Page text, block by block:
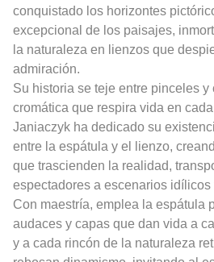
conquistado los horizontes
excepcional de los paisajes,
la naturaleza en lienzos que
admiración.
Su historia se teje entre pinceles
cromática que respira vida en
Janiaczyk ha dedicado su
entre la espátula y el lienzo,
que trascienden la realidad,
espectadores a escenarios idílicos
Con maestría, emplea la espátula
audaces y capas que dan vida a
y a cada rincón de la naturaleza